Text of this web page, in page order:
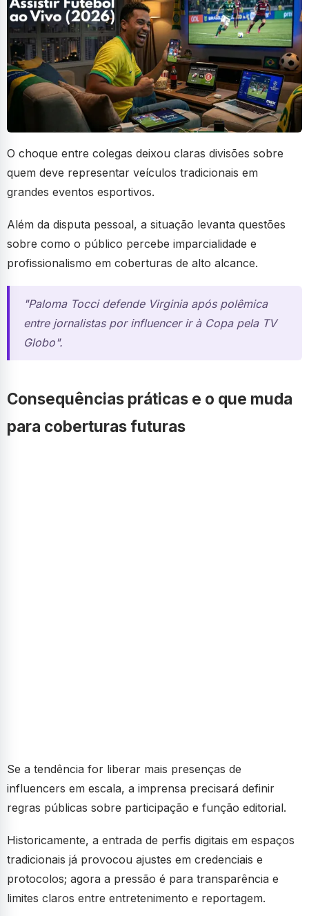
O choque entre colegas deixou claras divisões sobre
quem deve representar veículos tradicionais em
grandes eventos esportivos.
Além da disputa pessoal, a situação levanta questões
sobre como o público percebe imparcialidade e
profissionalismo em coberturas de alto alcance.
"Paloma Tocci defende Virginia após polêmica
entre jornalistas por influencer ir à Copa pela TV
Globo".
Consequências práticas e o que muda
para coberturas futuras
Se a tendência for liberar mais presenças de
influencers em escala, a imprensa precisará definir
regras públicas sobre participação e função editorial.
Historicamente, a entrada de perfis digitais em espaços
tradicionais já provocou ajustes em credenciais e
protocolos; agora a pressão é para transparência e
limites claros entre entretenimento e reportagem.